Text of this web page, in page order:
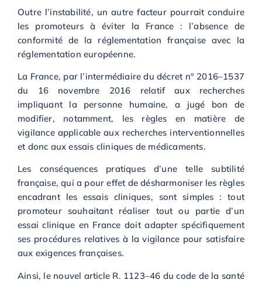
Outre l’instabilité, un autre facteur pourrait conduire
les promoteurs à éviter la France : l’absence de
conformité de la réglementation française avec la
réglementation européenne.
La France, par l’intermédiaire du décret n° 2016–1537
du 16 novembre 2016 relatif aux recherches
impliquant la personne humaine, a jugé bon de
modifier, notamment, les règles en matière de
vigilance applicable aux recherches interventionnelles
et donc aux essais cliniques de médicaments.
Les conséquences pratiques d’une telle subtilité
française, qui a pour effet de désharmoniser les règles
encadrant les essais cliniques, sont simples : tout
promoteur souhaitant réaliser tout ou partie d’un
essai clinique en France doit adapter spécifiquement
ses procédures relatives à la vigilance pour satisfaire
aux exigences françaises.
Ainsi, le nouvel article R. 1123–46 du code de la santé